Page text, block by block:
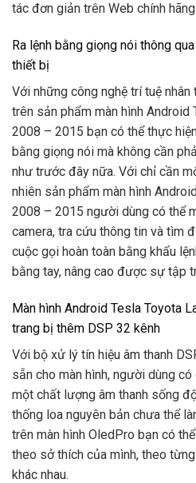
tác đơn giản trên Web chính
Ra lệnh bằng giọng nói thông
thiết bị
Với những công nghệ trí tuệ
trên sản phẩm màn hình Android
2008 – 2015 bạn có thể thực
bằng giọng nói mà không cần
như trước đây nữa. Với chỉ cần
nhiên sản phẩm màn hình
2008 – 2015 người dùng có thể
camera, tra cứu thông tin và tìm
cuộc gọi hoàn toàn bằng khẩu
bằng tay, nâng cao được sự tập
Màn hình Android Tesla Toyota
trang bị thêm DSP 32 kênh
Với bộ xử lý tín hiệu âm thanh
sẵn cho màn hình, người dùng
một chất lượng âm thanh sống
thống loa nguyên bản chưa thể
trên màn hình OledPro bạn có
theo sở thích của mình, theo
khác nhau.